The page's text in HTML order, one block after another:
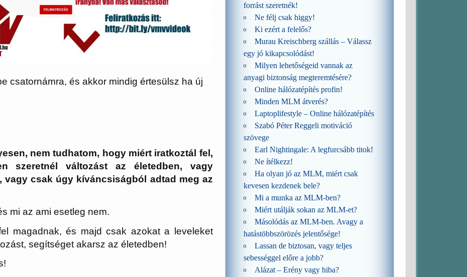
csatornámra, és akkor mindig értesülsz ha új
nem tudhatom, hogy miért iratkoztál fel,
szeretnél változást az életedben, vagy
vagy csak úgy kíváncsiságból adtad meg az
mi az ami esetleg nem.
magadnak, és majd csak azokat a leveleket
segítséget akarsz az életedben!
forrást szeretnék!
Ne félj csak higgy!
Ki ezért a felelős?
Murau Kreischberg szállás – Válassz
egy jó kikapcsolódást!
Milyen lehetőségeid vannak az
anyagi biztonság megteremtésére?
Online hálózatépítés profin!
Minden MLM átverés?
Laptoplifestyle – Online hálózatépítés
Szabó Péter Reggeli motiváció
szövege
Earl Nightingale: A legfurcsább titok!
Ne ítélkezz!
Ha olyan jó az MLM, miért csak
kevesen kezdenek bele?
Mi a munka az MLM-ben?
Miért utálják sokan az MLM-et?
Másolódás az MLM-ben. Avagy a
hatástöbbszörözés jelentősége!
Lassan de biztosan, vagy teljes
sebességgel előre a jobb?
Alázat – Erény vagy hiba?